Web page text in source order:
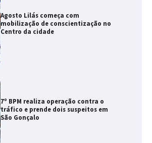
Agosto Lilás começa com
mobilização de conscientização no
Centro da cidade
7º BPM realiza operação contra o
tráfico e prende dois suspeitos em
São Gonçalo